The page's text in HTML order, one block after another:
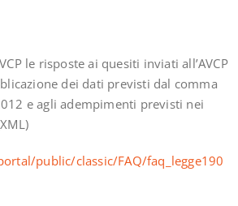
le risposte ai quesiti inviati all’AVCP
dei dati previsti dal comma
e agli adempimenti previsti nei
public/classic/FAQ/faq_legge190